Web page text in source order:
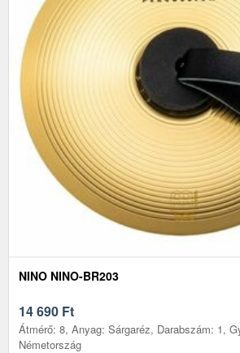
NINO NINO-BR203
14 690 Ft
Átmérő: 8, Anyag: Sárgaréz, Darabszám: 1,
Németország